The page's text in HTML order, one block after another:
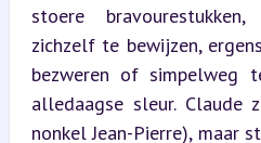
stoere
zichzelf te bewijzen,
bezweren of simpelweg
alledaagse sleur. Claude
nonkel Jean-Pierre), maar